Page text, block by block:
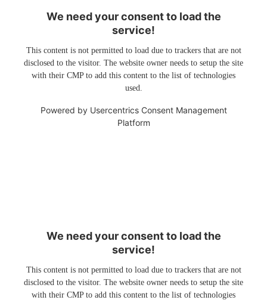
We need your consent to load the
service!
This content is not permitted to load due to trackers that are not
disclosed to the visitor. The website owner needs to setup the site
with their CMP to add this content to the list of technologies
used.
Powered by Usercentrics Consent Management
Platform
We need your consent to load the
service!
This content is not permitted to load due to trackers that are not
disclosed to the visitor. The website owner needs to setup the site
with their CMP to add this content to the list of technologies